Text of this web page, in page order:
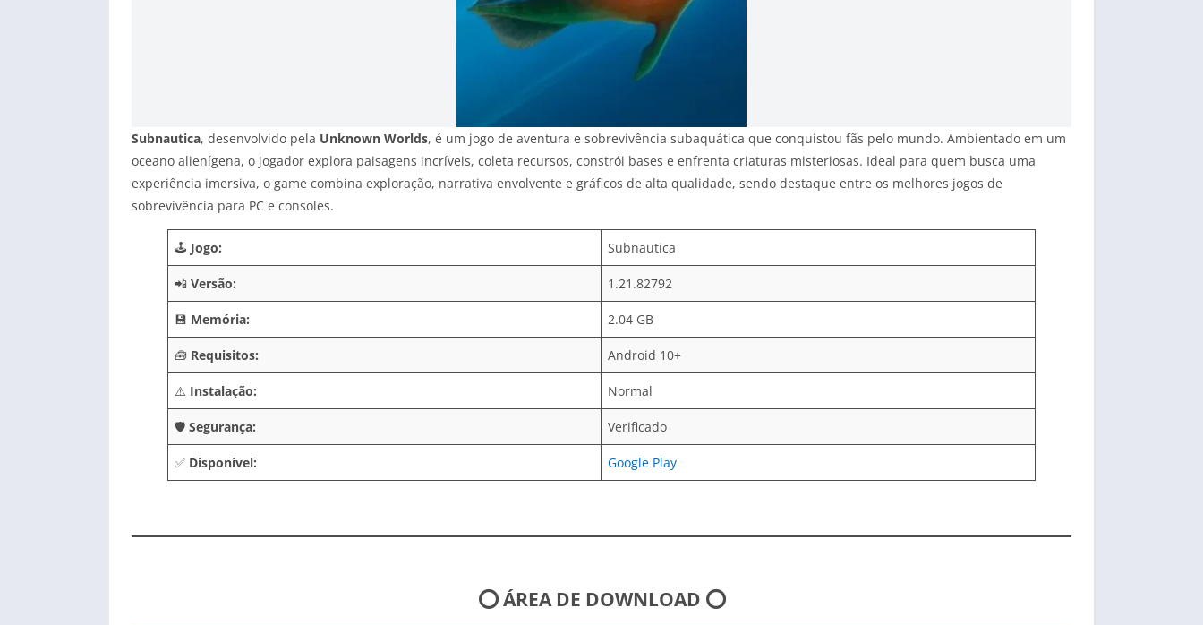
Subnautica, desenvolvido pela Unknown Worlds, é um jogo de aventura e sobrevivência subaquática que conquistou fãs pelo mundo. Ambientado em um
oceano alienígena, o jogador explora paisagens incríveis, coleta recursos, constrói bases e enfrenta criaturas misteriosas. Ideal para quem busca uma
experiência imersiva, o game combina exploração, narrativa envolvente e gráficos de alta qualidade, sendo destaque entre os melhores jogos de
sobrevivência para PC e consoles.
🕹️ Jogo: Subnautica
📲 Versão: 1.21.82792
💾 Memória: 2.04 GB
🧰 Requisitos: Android 10+
⚠️ Instalação: Normal
🛡️ Segurança: Verificado
✅ Disponível: Google Play
⭕ ÁREA DE DOWNLOAD ⭕